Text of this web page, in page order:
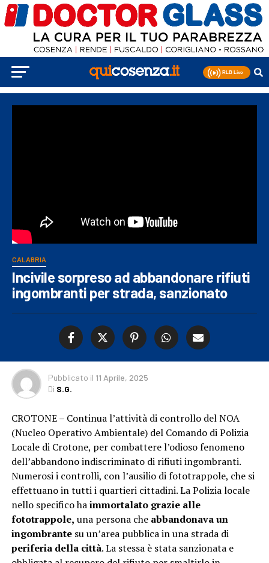
CALABRIA
Incivile sorpreso ad abbandonare rifiuti
ingombranti per strada, sanzionato
Pubblicato il 11 Aprile, 2025
Di S.G.
CROTONE – Continua l’attività di controllo del NOA
(Nucleo Operativo Ambientale) del Comando di Polizia
Locale di Crotone, per combattere l’odioso fenomeno
dell’abbandono indiscriminato di rifiuti ingombranti.
Numerosi i controlli, con l’ausilio di fototrappole, che si
effettuano in tutti i quartieri cittadini. La Polizia locale
nello specifico haimmortalato grazie alle
fototrappole, una persona che abbandonava un
ingombrantesu un’area pubblica in una strada di
periferia della città. La stessa è stata sanzionata e